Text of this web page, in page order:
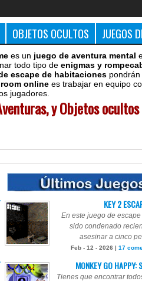
OBJETOS OCULTOS JUEGOS
es un juego de aventura mental
todo tipo de enigmas y
escape de habitaciones
online es trabajar en equipo
jugadores.
y Objetos ocultos
KEY 2
En este juego de
sido condenado
asesinar a cinco
Feb - 12 - 2026 | 17
MONKEY GO HAPPY:
Tienes que encontrar